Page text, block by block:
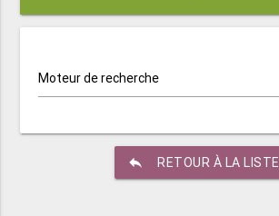
Moteur de recherche
reply RETOUR À LA LISTE